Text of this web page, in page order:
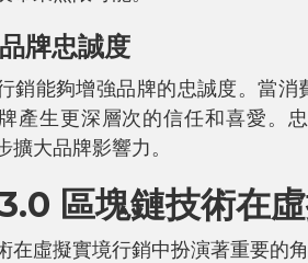
牌忠誠度
銷能夠增強品牌的忠誠度。當
產生更深層次的信任和喜愛。
擴大品牌影響力。
區塊鏈技術在
在虛擬實境行銷中扮演著重要的